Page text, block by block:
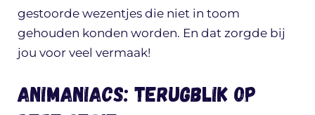
gestoorde wezentjes die niet in toom
gehouden konden worden. En dat zorgde bij
jou voor veel vermaak!
Animaniacs: terugblik op